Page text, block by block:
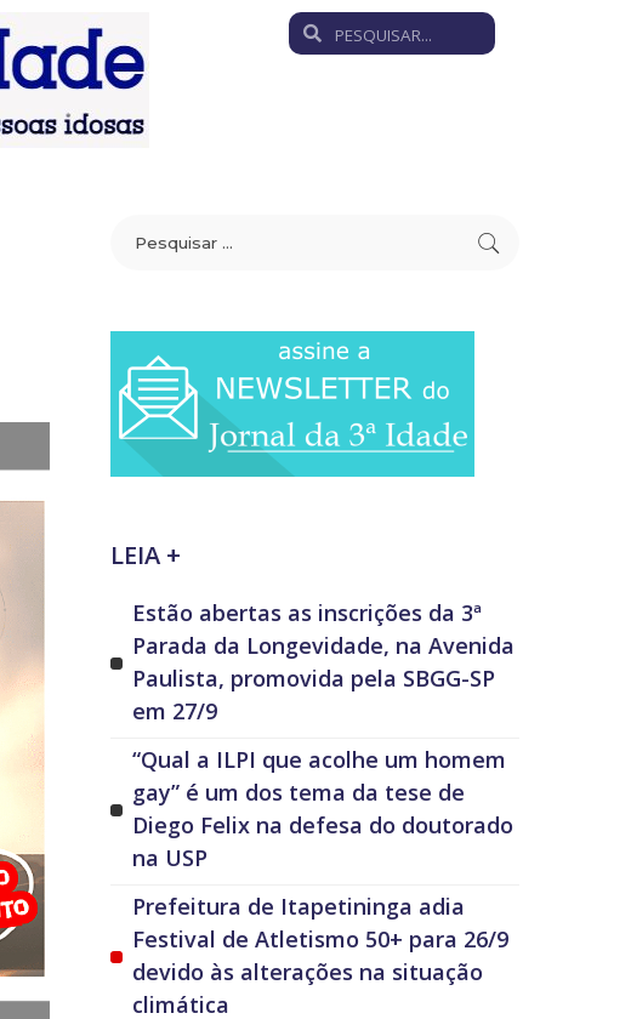
LEIA +
Estão abertas as inscrições da 3ª
Parada da Longevidade, na Avenida
Paulista, promovida pela SBGG-SP
em 27/9
“Qual a ILPI que acolhe um homem
gay” é um dos tema da tese de
Diego Felix na defesa do doutorado
na USP
Prefeitura de Itapetininga adia
Festival de Atletismo 50+ para 26/9
devido às alterações na situação
climática